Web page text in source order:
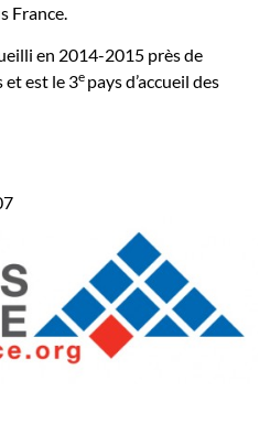
France.
en 2014-2015 près de
et est le 3e pays d’accueil des